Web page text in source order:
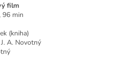
film
96 min
(kniha)
A. Novotný